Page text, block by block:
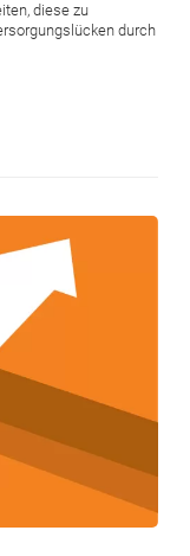
diese zu
durch